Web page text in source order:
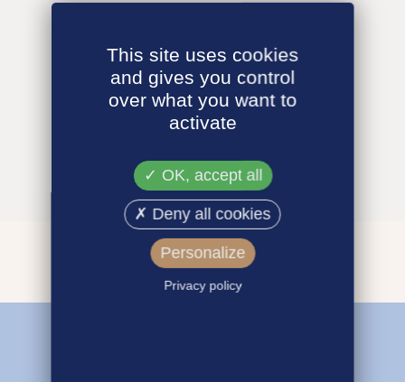
This site uses cookies
and gives you control
over what you want to
activate
OK, accept all
Deny all cookies
Personalize
Privacy policy